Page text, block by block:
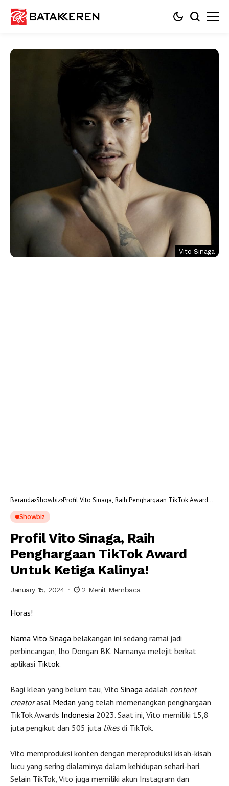
Vito Sinaga
Beranda Showbiz Profil Vito Sinaga, Raih Penghargaan TikTok Award
Showbiz
Profil Vito Sinaga, Raih
Penghargaan TikTok Award
Untuk Ketiga Kalinya!
January 15, 2024 2 Menit Membaca
Horas!
Nama Vito Sinaga belakangan ini sedang ramai jadi
perbincangan, lho Dongan BK. Namanya melejit berkat
aplikasi Tiktok.
Bagi klean yang belum tau, Vito Sinaga adalah content
creatorasal Medan yang telah memenangkan penghargaan
TikTok Awards Indonesia 2023. Saat ini, Vito memiliki 15,8
juta pengikut dan 505 juta likesdi TikTok.
Vito memproduksi konten dengan mereproduksi kisah-kisah
lucu yang sering dialaminya dalam kehidupan sehari-hari.
Selain TikTok, Vito juga memiliki akun Instagram dan